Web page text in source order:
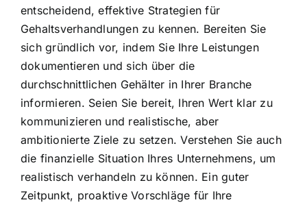
entscheidend, effektive Strategien für
Gehaltsverhandlungen zu kennen. Bereiten Sie
sich gründlich vor, indem Sie Ihre Leistungen
dokumentieren und sich über die
durchschnittlichen Gehälter in Ihrer Branche
informieren. Seien Sie bereit, Ihren Wert klar zu
kommunizieren und realistische, aber
ambitionierte Ziele zu setzen. Verstehen Sie auch
die finanzielle Situation Ihres Unternehmens, um
realistisch verhandeln zu können. Ein guter
Zeitpunkt, proaktive Vorschläge für Ihre